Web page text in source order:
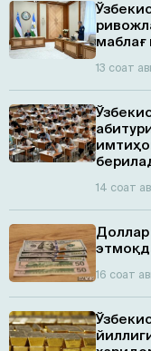
маблағ
13 соат
14 соат
Доллар
16 соат